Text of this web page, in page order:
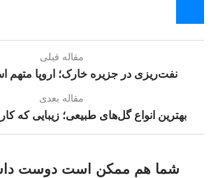
مقاله قبلی
نفت‌ریزی در جزیره خارک؛ اروپا متهم
مقاله بعدی
بهترین انواع گل‌های طبیعی؛ زیبایی که
شما هم ممکن است دوست